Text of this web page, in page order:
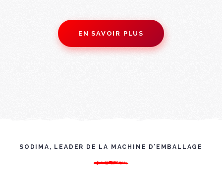
EN SAVOIR PLUS
SODIMA, LEADER DE LA MACHINE D’EMBALLAGE